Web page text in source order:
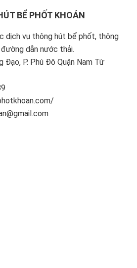
BỂ PHỐT KHOÁN
dịch vụ thông hút bể phốt, thông
dẫn nước thải.
Đạo, P. Phú Đô Quận Nam Từ